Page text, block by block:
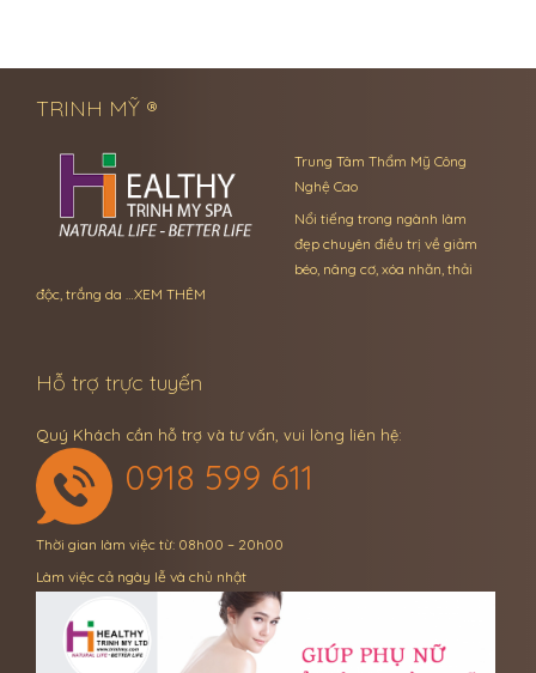
TRINH MỸ ®
Trung Tâm Thẩm Mỹ Công
Nghệ Cao
Nổi tiếng trong ngành làm
đẹp chuyên điều trị về giảm
béo, nâng cơ, xóa nhăn, thải
độc, trắng da …XEM THÊM
Hỗ trợ trực tuyến
Quý Khách cần hỗ trợ và tư vấn, vui lòng liên hệ:
0918 599 611
Thời gian làm việc từ: 08h00 – 20h00
Làm việc cả ngày lễ và chủ nhật